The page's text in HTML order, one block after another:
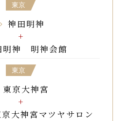
東京
神田明神
明神 明神会館
東京
東京大神宮
大神宮マツヤサロン